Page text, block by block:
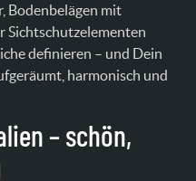
Bodenbelägen mit
Sichtschutzelementen
definieren – und Dein
harmonisch und
– schön,